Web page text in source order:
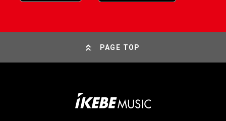
PAGE TOP